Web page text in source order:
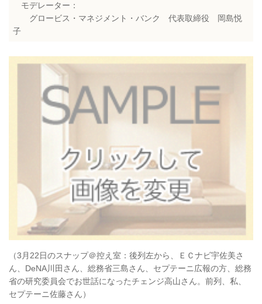
モデレーター：
グロービス・マネジメント・バンク 代表取締役 岡島悦
子
（3月22日のスナップ＠控え室：後列左から、ＥＣナビ宇佐美さ
ん、DeNA川田さん、総務省三島さん、セプテーニ広報の方、総務
省の研究委員会でお世話になったチェンジ高山さん。前列、私、
セプテーニ佐藤さん）